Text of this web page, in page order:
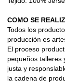
COMO SE
Todos los
producción es
El proceso
pequeños talleres
justa y
la cadena de